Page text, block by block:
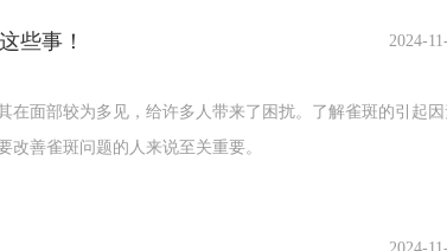
2024-
些事！
面部较为多见，给许多人带来了困扰。了解雀斑的引起因
改善雀斑问题的人来说至关重要。